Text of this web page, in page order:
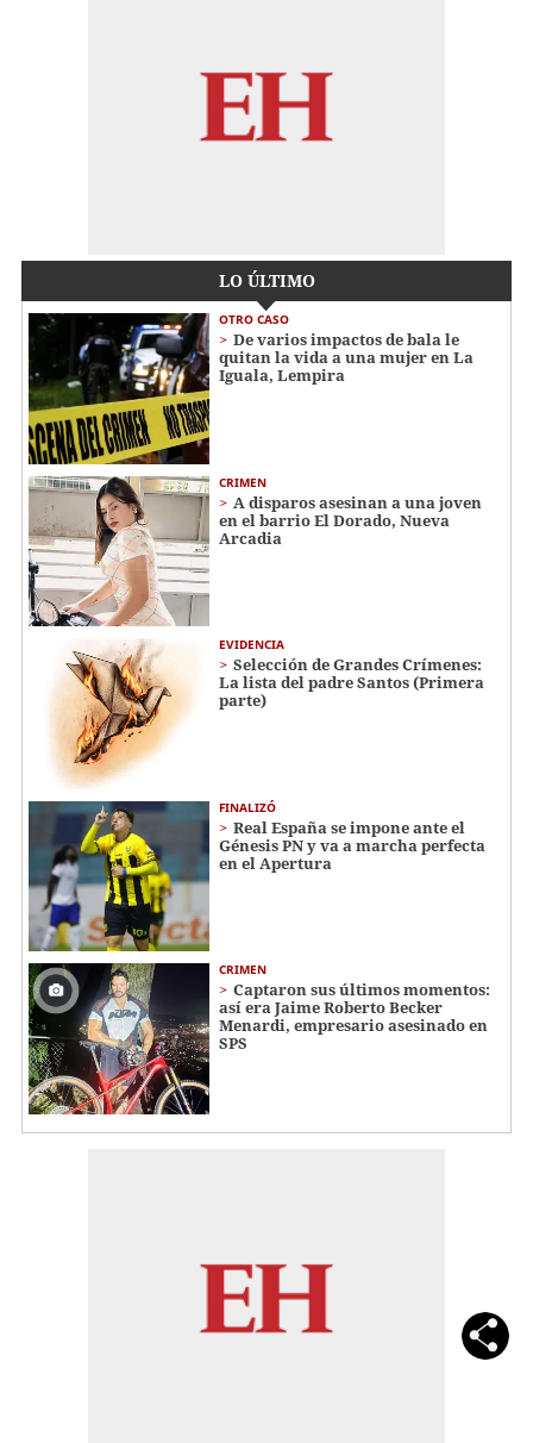
LO ÚLTIMO
OTRO CASO
De varios impactos de bala le
quitan la vida a una mujer en La
Iguala, Lempira
CRIMEN
A disparos asesinan a una joven
en el barrio El Dorado, Nueva
Arcadia
EVIDENCIA
Selección de Grandes Crímenes:
La lista del padre Santos (Primera
parte)
FINALIZÓ
Real España se impone ante el
Génesis PN y va a marcha perfecta
en el Apertura
CRIMEN
Captaron sus últimos momentos:
así era Jaime Roberto Becker
Menardi​​​, empresario asesinado en
SPS